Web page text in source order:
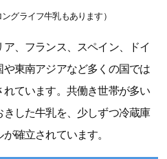
グライフ牛乳もあります）
、フランス、スペイン、ドイ
東南アジアなど多くの国では
ています。共働き世帯が多い
した牛乳を、少しずつ冷蔵庫
確立されています。